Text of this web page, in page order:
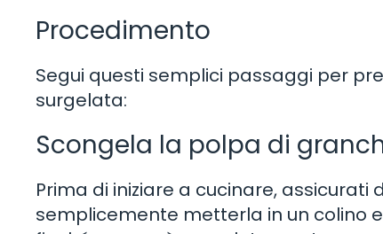
Procedimento
Segui questi semplici passaggi per
surgelata:
Scongela la polpa di
Prima di iniziare a cucinare,
semplicemente metterla in un colino